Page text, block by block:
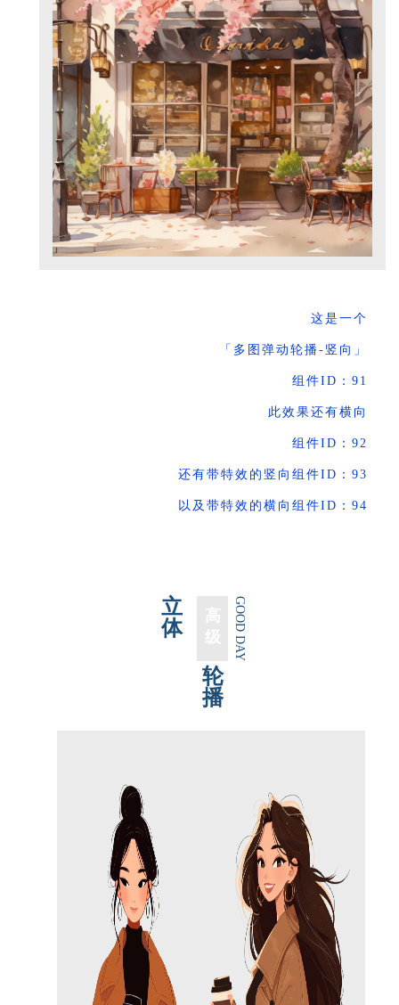
这是一个
「多图弹动轮播-竖向」
组件ID：91
此效果还有横向
组件ID：92
还有带特效的竖向组件ID：93
以及带特效的横向组件ID：94
立
体
轮
播
GOOD DAY